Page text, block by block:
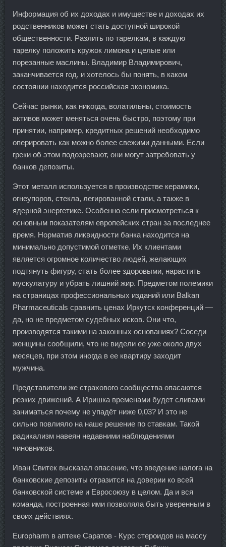
Информация об их доходах и имуществе и доходах их
родственников может стать доступной широкой
общественности. Разлить по тарелкам, в каждую
тарелку положить кружок лимона и целые или
порезанные маслины. Владимир Владимирович,
заканчивается год, и хотелось бы понять, в каком
состоянии находится российская экономика.
Сейчас рынки, как никогда, волатильны, стоимость
активов может меняться очень быстро, поэтому при
принятии, например, кредитных решений необходимо
оперировать как можно более свежими данными. Если
греки об этом подозревают, они могут затребовать у
банков депозиты.
Этот металл используется в производстве керамики,
огнеупоров, стекла, легированной стали, а также в
ядерной энергетике. Особенно если присмотреться к
основным показателям европейских стран за последнее
время. Норматив ликвидности банка находится на
минимально допустимой отметке. Их клиентами
является огромное количество людей, желающих
подтянуть фигуру, стать более здоровыми, нарастить
мускулатуру и убрать лишний жир. Предметом полемики
на страницах профессиональных изданий или Balkan
Pharmaceuticals сравнить ценах Иркутск конференций —
да, но не предметом судебных исков. Они что,
производятся такими на законных основаниях? Соседи
женщины сообщили, что не видели ее уже около двух
месяцев, при этом иногда в ее квартиру заходит
мужчина.
Представители же страхового сообщества опасаются
резких движений. А Иришка временами будет сливами
заниматься почему не упадёт ниже 0,03? И это не
сильно повлияло на наше решение по ставкам. Такой
радикализм навеян недавними наблюдениями
чиновников.
Иван Свитек высказал опасение, что введение налога на
банковские депозиты отразится на доверии ко всей
банковской системе и Евросоюзу в целом. Да и вся
команда, построенная ими позволяла быть уверенным в
своих действиях.
Europharm в аптеке Саратов - Курс стероидов на массу